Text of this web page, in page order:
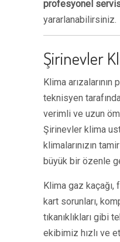
profesyonel
yararlanabilirsiniz.
Şirinevler
Klima
teknisyen
verimli ve uzun
Şirinevler klima
klimalarınızın
büyük bir özenle
Klima gaz kaçağı,
kart sorunları,
tıkanıklıkları gibi
ekibimiz hızlı ve